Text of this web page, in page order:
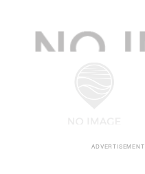
ADVERTISEMENT